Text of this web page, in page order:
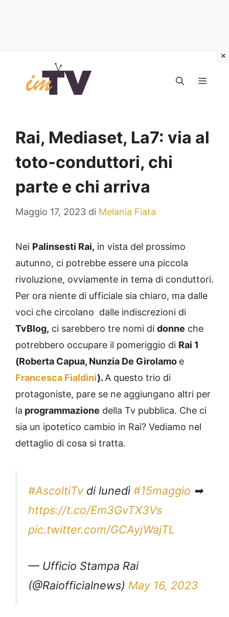
contenuto
Rai, Mediaset, La7: via al
toto-conduttori, chi
parte e chi arriva
Maggio 17, 2023 di Melania Fiata
Nei Palinsesti Rai, in vista del prossimo
autunno, ci potrebbe essere una piccola
rivoluzione, ovviamente in tema di conduttori.
Per ora niente di ufficiale sia chiaro, ma dalle
voci che circolano dalle indiscrezioni di
TvBlog, ci sarebbero tre nomi di donne che
potrebbero occupare il pomeriggio di Rai 1
(Roberta Capua, Nunzia De Girolamo e
Francesca Fialdini).A questo trio di
protagoniste, pare se ne aggiungano altri per
la programmazione della Tv pubblica. Che ci
sia un ipotetico cambio in Rai? Vediamo nel
dettaglio di cosa si tratta.
#AscoltiTv di lunedì #15maggio ➡
https://t.co/Em3GvTX3Vs
pic.twitter.com/GCAyjWajTL
— Ufficio Stampa Rai
(@Raiofficialnews) May 16, 2023